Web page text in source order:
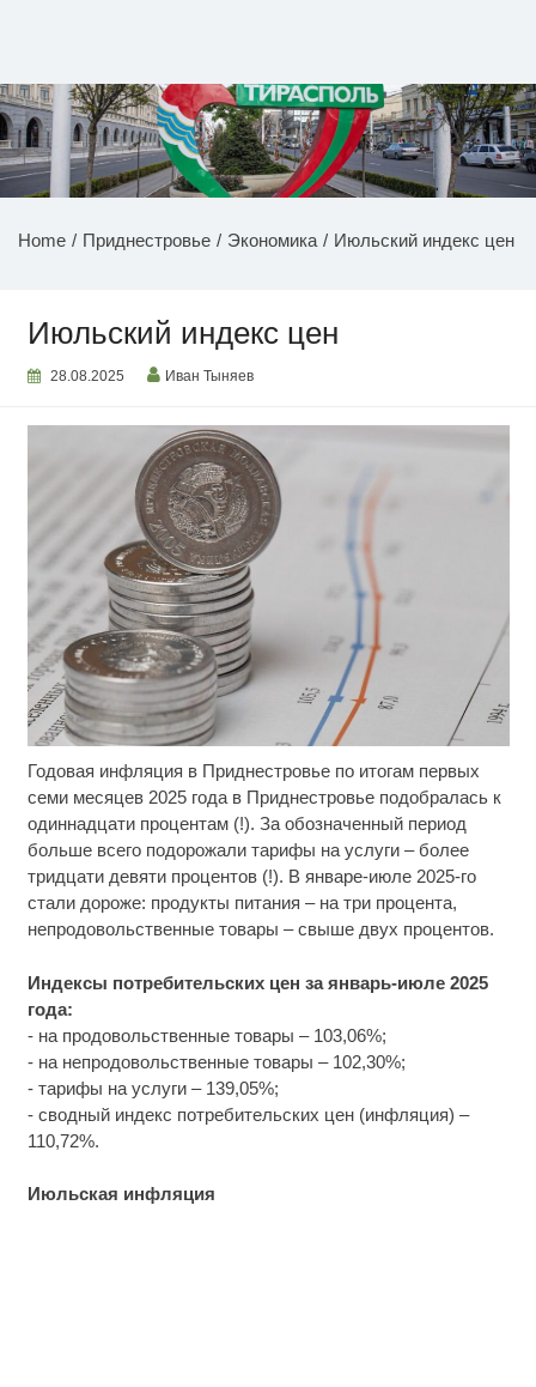
НОВОСТИ ПРИДНЕСТРОВЬЯ
Home Приднестровье Экономика Июльский индекс цен
Июльский индекс цен
28.08.2025 Иван Тыняев
Годовая инфляция в Приднестровье по итогам первых
семи месяцев 2025 года в Приднестровье подобралась к
одиннадцати процентам (!). За обозначенный период
больше всего подорожали тарифы на услуги – более
тридцати девяти процентов (!). В январе-июле 2025-го
стали дороже: продукты питания – на три процента,
непродовольственные товары – свыше двух процентов.
Индексы потребительских цен за январь-июле 2025
года:
- на продовольственные товары – 103,06%;
- на непродовольственные товары – 102,30%;
- тарифы на услуги – 139,05%;
- сводный индекс потребительских цен (инфляция) –
110,72%.
Июльская инфляция
i
Ролик длится несколько секунд, а смеяться вы
будете долго
Ролик из Омска: вы будете смеяться долго
Смолов призвал российских футболистов
покинуть страну